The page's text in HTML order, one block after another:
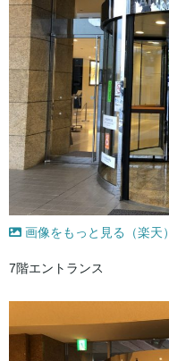
画像をもっと見る（楽天）
7階エントランス